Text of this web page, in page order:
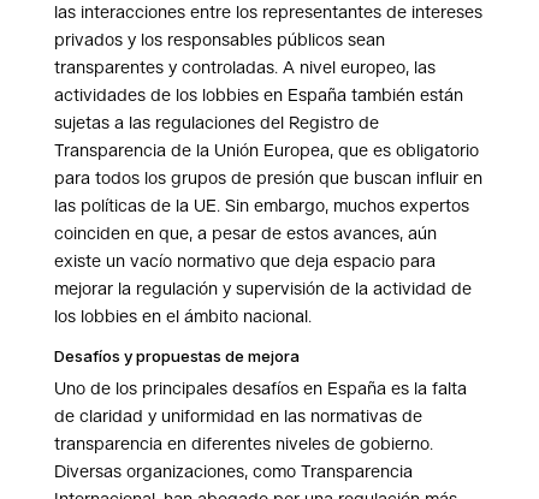
las interacciones entre los representantes de intereses
privados y los responsables públicos sean
transparentes y controladas. A nivel europeo, las
actividades de los lobbies en España también están
sujetas a las regulaciones del Registro de
Transparencia de la Unión Europea, que es obligatorio
para todos los grupos de presión que buscan influir en
las políticas de la UE. Sin embargo, muchos expertos
coinciden en que, a pesar de estos avances, aún
existe un vacío normativo que deja espacio para
mejorar la regulación y supervisión de la actividad de
los lobbies en el ámbito nacional.
Desafíos y propuestas de mejora
Uno de los principales desafíos en España es la falta
de claridad y uniformidad en las normativas de
transparencia en diferentes niveles de gobierno.
Diversas organizaciones, como Transparencia